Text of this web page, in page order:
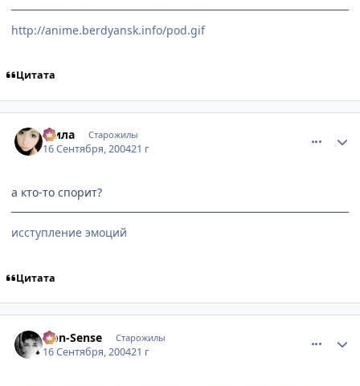
http://anime.berdyansk.info/pod.gif
Цитата
Мила Старожилы
16 Сентября, 200421 г
а кто-то спорит?
исступление эмоций
Цитата
Non-Sense Старожилы
16 Сентября, 200421 г